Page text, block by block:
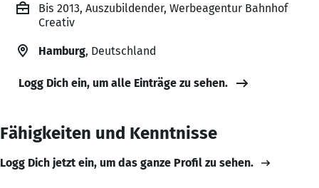
Bis 2013, Auszubildender, Werbeagentur Bahnhof
Creativ
Hamburg, Deutschland
Logg Dich ein, um alle Einträge zu sehen.
Fähigkeiten und Kenntnisse
Logg Dich jetzt ein, um das ganze Profil zu sehen.